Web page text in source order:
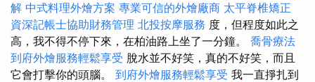
解 中式料理外燴方案 專業可信的外燴廠商 太平脊椎矯正
資深記帳士協助財務管理 北投按摩服務 度，但程度如此之
高，我不得不停下來，在柏油路上坐了一分鐘。 喬骨療法
到府外燴服務輕鬆享受 脫水並不好笑，真的不好笑，而且
它會打擊你的頭腦。 到府外燴服務輕鬆享受 我一直掙扎到